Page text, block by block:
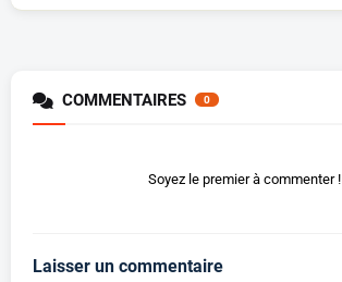
COMMENTAIRES 0
Soyez le premier à commenter !
Laisser un commentaire